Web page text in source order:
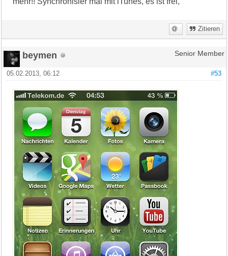
Zitieren
beymen Senior Member
#53
05.02.2013, 06:12